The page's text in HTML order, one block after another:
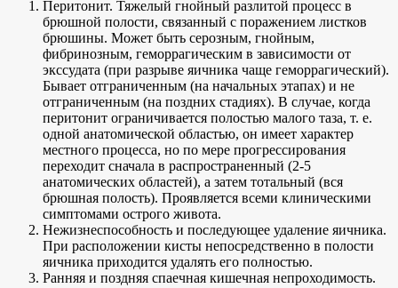
Перитонит. Тяжелый гнойный разлитой процесс в
брюшной полости, связанный с поражением листков
брюшины. Может быть серозным, гнойным,
фибринозным, геморрагическим в зависимости от
экссудата (при разрыве яичника чаще геморрагический).
Бывает отграниченным (на начальных этапах) и не
отграниченным (на поздних стадиях). В случае, когда
перитонит ограничивается полостью малого таза, т. е.
одной анатомической областью, он имеет характер
местного процесса, но по мере прогрессирования
переходит сначала в распространенный (2-5
анатомических областей), а затем тотальный (вся
брюшная полость). Проявляется всеми клиническими
симптомами острого живота.
Нежизнеспособность и последующее удаление яичника.
При расположении кисты непосредственно в полости
яичника приходится удалять его полностью.
Ранняя и поздняя спаечная кишечная непроходимость.